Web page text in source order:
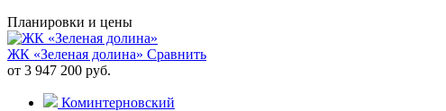
Планировки и цены
ЖК «Зеленая долина» Сравнить
от 3 947 200 руб.
Коминтерновский